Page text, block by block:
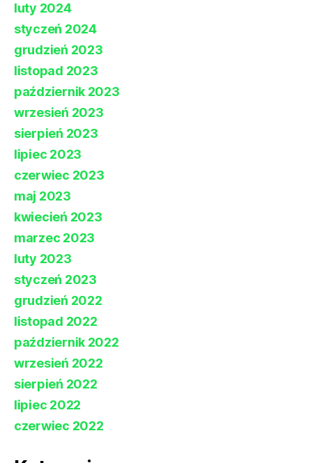
luty 2024
styczeń 2024
grudzień 2023
listopad 2023
październik 2023
wrzesień 2023
sierpień 2023
lipiec 2023
czerwiec 2023
maj 2023
kwiecień 2023
marzec 2023
luty 2023
styczeń 2023
grudzień 2022
listopad 2022
październik 2022
wrzesień 2022
sierpień 2022
lipiec 2022
czerwiec 2022